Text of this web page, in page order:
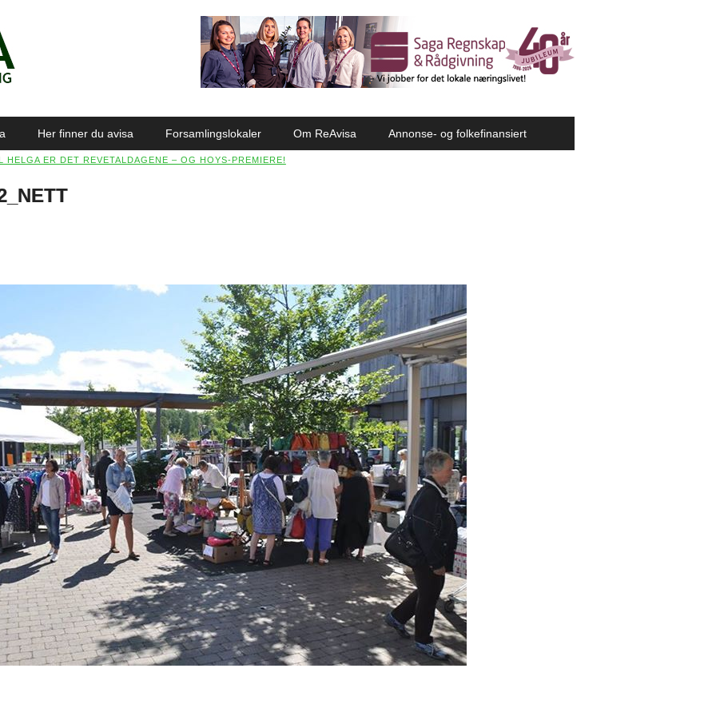
Her finner du avisa Forsamlingslokaler Om ReAvisa Annonse- og folkefinansiert
HELGA ER DET REVETALDAGENE – OG HOYS-PREMIERE!